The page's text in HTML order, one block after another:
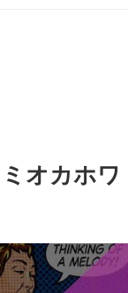
オカホワ